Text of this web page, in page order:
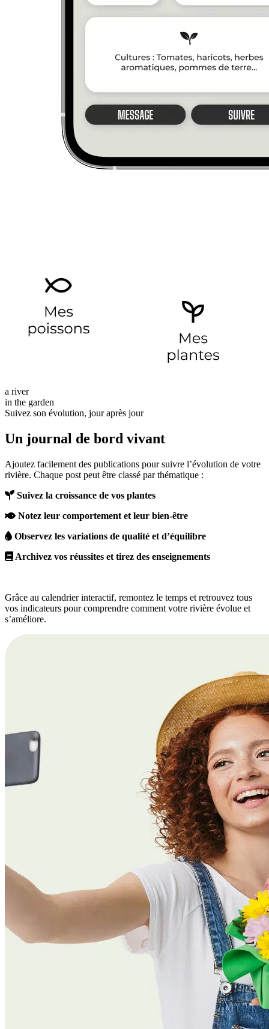
a river
in the garden
Suivez son évolution, jour après jour
Un journal de bord vivant
Ajoutez facilement des publications pour suivre l’évolution de votre
rivière. Chaque post peut être classé par thématique :
Suivez la croissance de vos plantes
Notez leur comportement et leur bien-être
Observez les variations de qualité et d’équilibre
Archivez vos réussites et tirez des enseignements
Grâce au calendrier interactif, remontez le temps et retrouvez tous
vos indicateurs pour comprendre comment votre rivière évolue et
s’améliore.